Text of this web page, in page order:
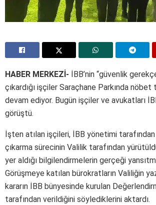
HABER MERKEZİ- İBB’nin “güvenlik
çıkardığı işçiler Saraçhane Parkında
devam ediyor. Bugün işçiler ve avukatları
görüştü.
İşten atılan işçileri, İBB yönetimi
çıkarma sürecinin Valilik tarafından
yer aldığı bilgilendirmelerin gerçeği
Görüşmeye katılan bürokratların Valiliğin
kararın İBB bünyesinde kurulan
tarafından verildiğini söylediklerini aktardı.